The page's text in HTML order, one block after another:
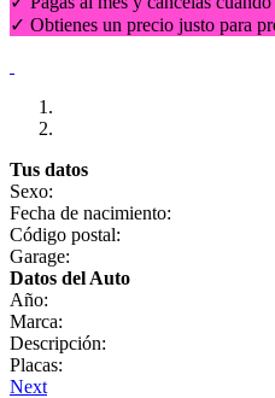
✓ Obtienes un precio justo para
Tus datos
Sexo:
Fecha de nacimiento:
Código postal:
Garage:
Datos del Auto
Año:
Marca:
Descripción:
Placas:
Next